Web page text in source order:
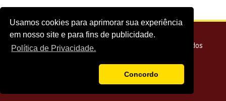
Usamos cookies para aprimorar sua experiência
em nosso site e para fins de publicidade.
Política de Privacidade.
Concordo
© 2026 - Melhor do Cinema Todos os direitos reservados